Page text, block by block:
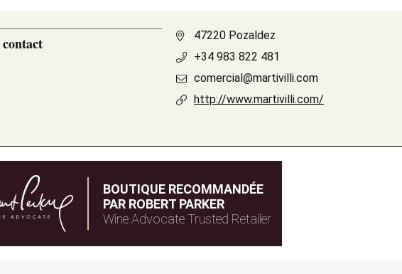
contact
47220 Pozaldez
+34 983 822 481
comercial@martivilli.com
http://www.martivilli.com/
BOUTIQUE RECOMMANDÉE
PAR ROBERT PARKER
Wine Advocate Trusted Retailer